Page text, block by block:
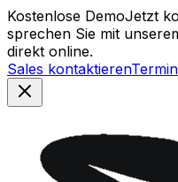
Kostenlose DemoJetzt
sprechen Sie mit
direkt online.
Sales kontaktieren